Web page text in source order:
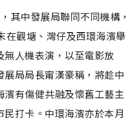
其中發展局聯同不同機構，
在觀塘、灣仔及西環海濱舉
人機表演，以至電影放
局局長甯漢豪稱，將趁中
有傷健共融及懷舊工藝主
打卡。中環海濱亦於本月